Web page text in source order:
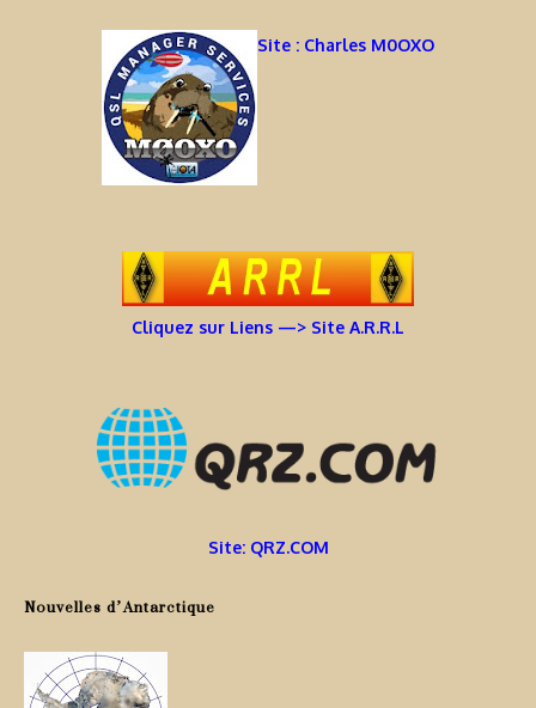
Site : Charles M0OXO
Cliquez sur Liens —> Site A.R.R.L
Site: QRZ.COM
Nouvelles d’Antarctique